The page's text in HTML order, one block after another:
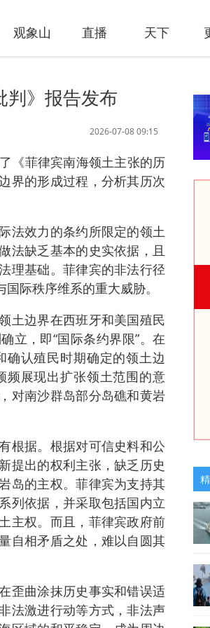
观象山 直播 天下
判》报告发布
2026-07-08 09:15
《菲律宾南海领土主张的历
界的形成过程，分析其历次
法效力的条约所限定的领土
法缺乏基本的史实依据，且
理基础。菲律宾的非法行径
际秩序维系的重大威胁。
土边界在西班牙和美国殖民
立，即“国际条约界限”。在
认殖民时期确定的领土边
频展现出扩张领土范围的意
对南沙群岛部分岛礁和黄岩
根据。根据对可信史料和公
提出的权利主张，缺乏历史
岛的主权。菲律宾为支持其
列依据，并采取包括国内立
主权。而且，菲律宾政府前
自相矛盾之处，难以自圆其
歪曲涂抹历史事实和错误适
法激进行动等方式，非法声